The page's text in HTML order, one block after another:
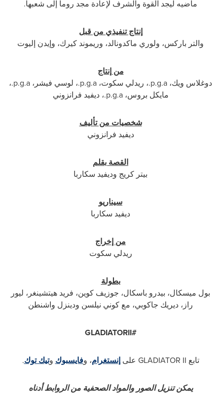
ماضيه ليجد القوة والشرف لإعادة مجد روما إلى شعبها.
إنتاج تنفيذي من قبل
والتر باركس، ولوري ماكدونالد، وريموند كيرك، وإيدن إليوت
من إنتاج
دوغلاس ويك، p.g.a.، ريدلي سكوت، p.g.a.، لوسي فيشر، p.g.a.،
مايكل بروس،p.g.a.، ديفيد فرانزوني
شخصيات من تأليف
ديفيد فرانزوني
القصة بقلم
بيتر كريج وديفيد سكاربا
سيناريو
ديفيد سكاربا
من إخراج
ريدلي سكوت
بطولة
بول ميسكال، بيدرو باسكال، جوزيف كوين، فريد هيتشينغر، ليور
راز، ديريك جاكوبي، مع كوني نيلسن ودينزل واشنطن
#
GLADIATORII
تابع GLADIATOR II علىإنستغرام، وفايسبوك وتيك توك.
يمكن تنزيل الصور والمواد الصحفية من الروابط أدناه